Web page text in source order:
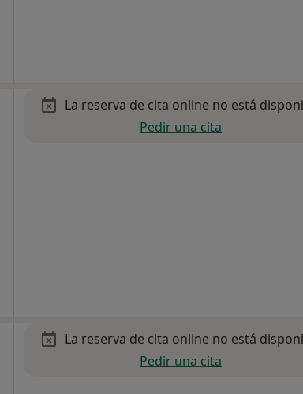
La reserva de cita online no está
Pedir una cita
La reserva de cita online no está
Pedir una cita